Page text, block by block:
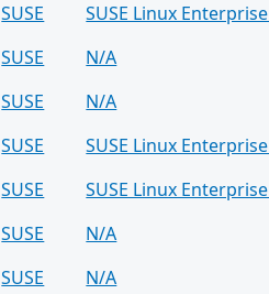
SUSE
SUSE Linux
SUSE
N/A
SUSE
N/A
SUSE
SUSE Linux
SUSE
SUSE Linux
SUSE
N/A
SUSE
N/A